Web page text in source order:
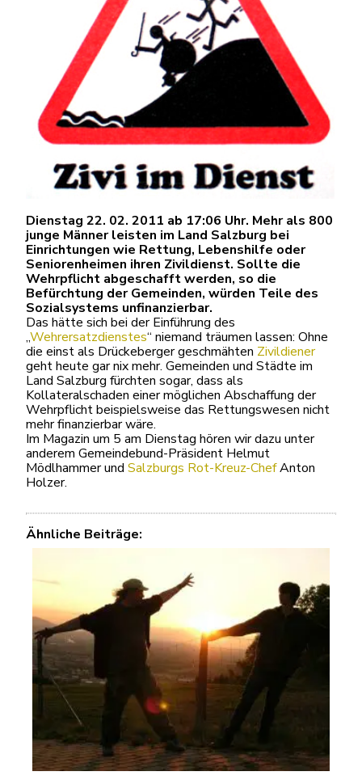
Dienstag 22. 02. 2011 ab 17:06 Uhr. Mehr als 800
junge Männer leisten im Land Salzburg bei
Einrichtungen wie Rettung, Lebenshilfe oder
Seniorenheimen ihren Zivildienst. Sollte die
Wehrpflicht abgeschafft werden, so die
Befürchtung der Gemeinden, würden Teile des
Sozialsystems unfinanzierbar.
Das hätte sich bei der Einführung des
„Wehrersatzdienstes“ niemand träumen lassen: Ohne
die einst als Drückeberger geschmähten Zivildiener
geht heute gar nix mehr. Gemeinden und Städte im
Land Salzburg fürchten sogar, dass als
Kollateralschaden einer möglichen Abschaffung der
Wehrpflicht beispielsweise das Rettungswesen nicht
mehr finanzierbar wäre.
Im Magazin um 5 am Dienstag hören wir dazu unter
anderem Gemeindebund-Präsident Helmut
Mödlhammer und Salzburgs Rot-Kreuz-ChefAnton
Holzer.
Ähnliche Beiträge: